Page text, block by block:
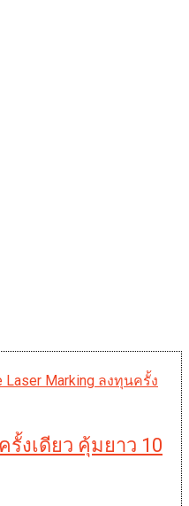
รั้งเดียว คุ้มยาว 10